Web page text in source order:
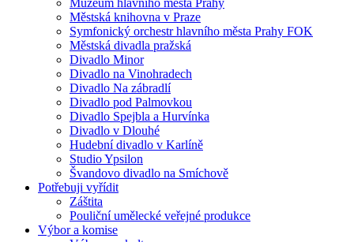
Muzeum hlavního města Prahy
Městská knihovna v Praze
Symfonický orchestr hlavního města Prahy FOK
Městská divadla pražská
Divadlo Minor
Divadlo na Vinohradech
Divadlo Na zábradlí
Divadlo pod Palmovkou
Divadlo Spejbla a Hurvínka
Divadlo v Dlouhé
Hudební divadlo v Karlíně
Studio Ypsilon
Švandovo divadlo na Smíchově
Potřebuji vyřídit
Záštita
Pouliční umělecké veřejné produkce
Výbor a komise